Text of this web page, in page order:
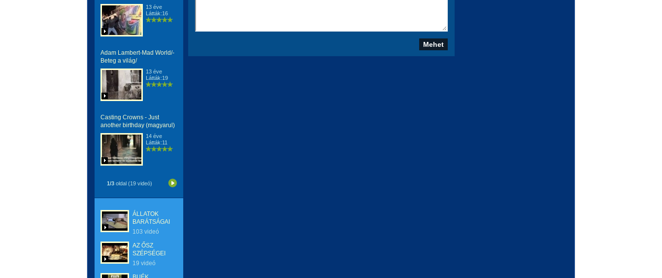
13 éve
Látták:16
Adam Lambert-Mad World/-
Beteg a világ/
13 éve
Látták:19
Casting Crowns - Just
another birthday (magyarul)
14 éve
Látták:11
1/3 oldal (19 videó)
ÁLLATOK
BARÁTSÁGAI
103 videó
AZ ŐSZ
SZÉPSÉGEI
19 videó